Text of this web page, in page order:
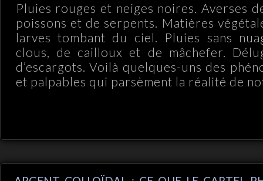
Pluies rouges et neiges noires. Averses
poissons et de serpents. Matières
larves tombant du ciel. Pluies sans
clous, de cailloux et de mâchefer.
d’escargots. Voilà quelques-uns des
et palpables qui parsèment la réalité de